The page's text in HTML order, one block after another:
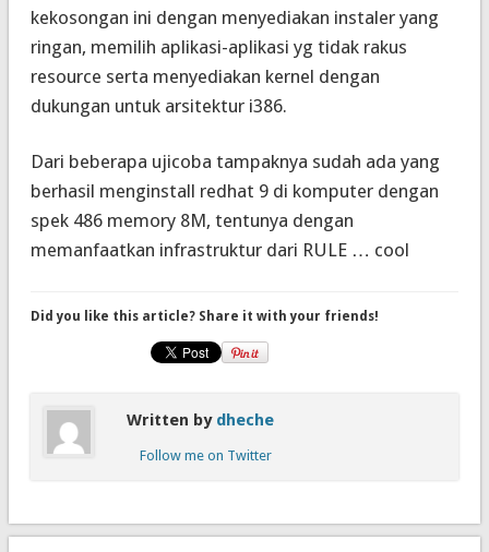
kekosongan ini dengan menyediakan instaler yang
ringan, memilih aplikasi-aplikasi yg tidak rakus
resource serta menyediakan kernel dengan
dukungan untuk arsitektur i386.
Dari beberapa ujicoba tampaknya sudah ada yang
berhasil menginstall redhat 9 di komputer dengan
spek 486 memory 8M, tentunya dengan
memanfaatkan infrastruktur dari RULE … cool
Did you like this article? Share it with your friends!
Written by dheche
Follow me on Twitter